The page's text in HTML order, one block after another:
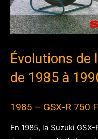
Évolutions de
de 1985 à
1985 – GSX-R 750 F
En 1985, la Suzuki